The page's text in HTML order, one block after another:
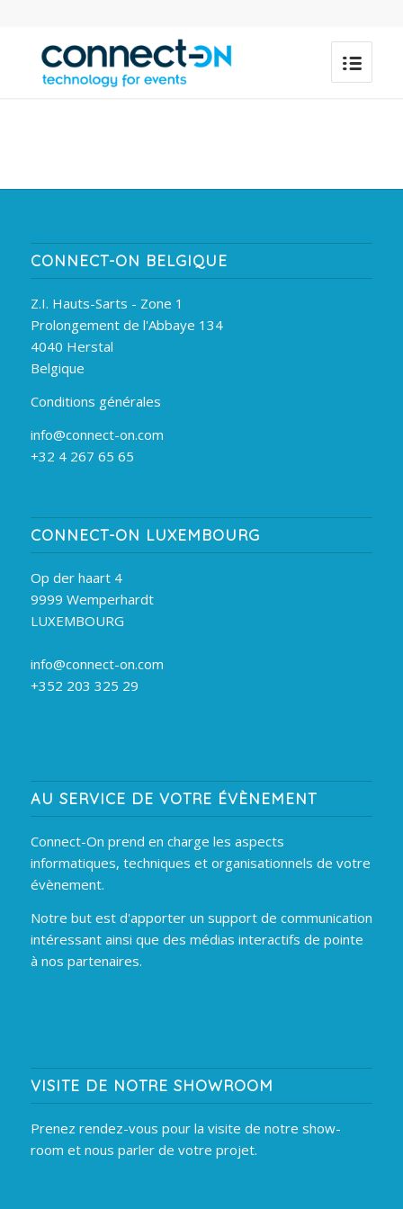
CONNECT-ON BELGIQUE
Z.I. Hauts-Sarts - Zone 1
Prolongement de l'Abbaye 134
4040 Herstal
Belgique
Conditions générales
info@connect-on.com
+32 4 267 65 65
CONNECT-ON LUXEMBOURG
Op der haart 4
9999 Wemperhardt
LUXEMBOURG
info@connect-on.com
+352 203 325 29
AU SERVICE DE VOTRE ÉVÈNEMENT
Connect-On prend en charge les aspects
informatiques, techniques et organisationnels de votre
évènement.
Notre but est d'apporter un support de communication
intéressant ainsi que des médias interactifs de pointe
à nos partenaires.
VISITE DE NOTRE SHOWROOM
Prenez rendez-vous pour la visite de notre show-
room et nous parler de votre projet.